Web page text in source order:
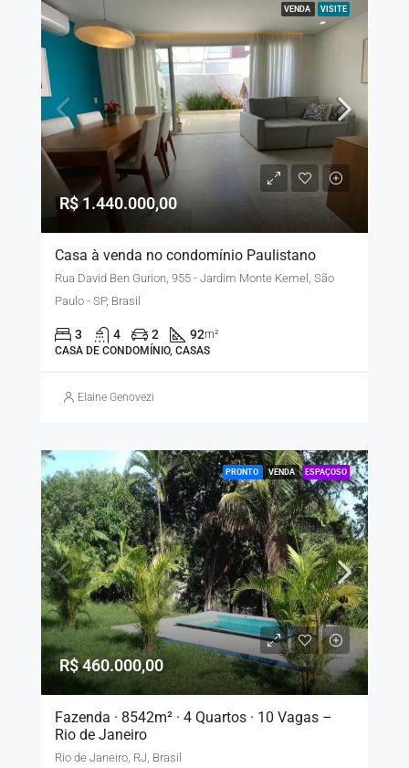
VENDA VISITE
R$ 1.440.000,00
Casa à venda no condomínio Paulistano
Rua David Ben Gurion, 955 - Jardim Monte Kemel, São
Paulo - SP, Brasil
3 4 2 92m²
CASA DE CONDOMÍNIO, CASAS
Elaine Genovezi
PRONTO VENDA ESPAÇOSO
R$ 460.000,00
Fazenda · 8542m² · 4 Quartos · 10 Vagas –
Rio de Janeiro
Rio de Janeiro, RJ, Brasil